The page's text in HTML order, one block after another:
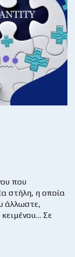
που
στήλη, η οποία
άλλωστε,
Σε